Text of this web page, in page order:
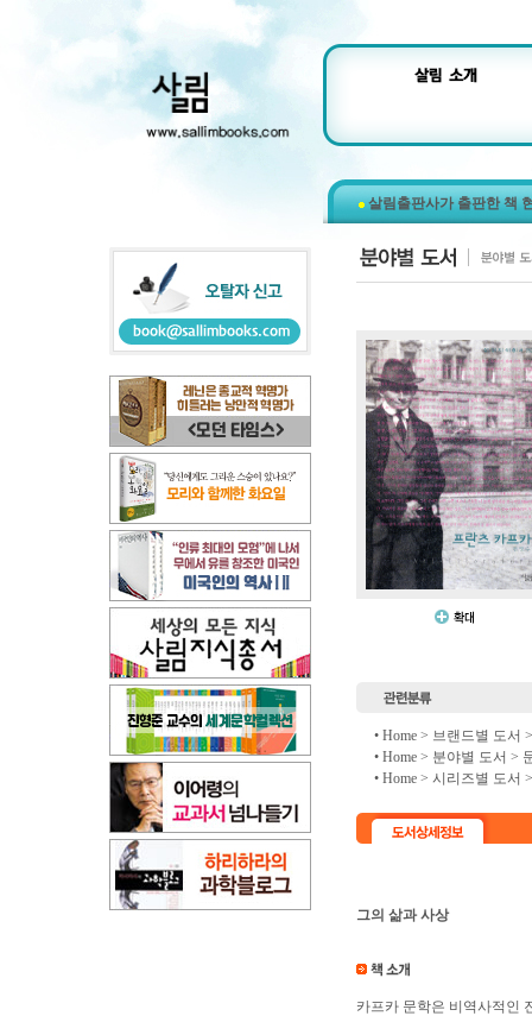
살림출판사가 출판한 책
• Home > 브랜드별 도서
• Home > 분야별 도서 >
• Home > 시리즈별 도서
그의 삶과 사상
카프카 문학은 비역사적인